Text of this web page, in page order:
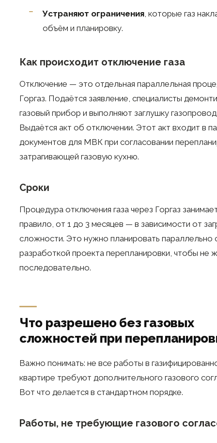
Устраняют ограничения, которые газ
объём и планировку.
Как происходит отключение газа
Отключение — это отдельная параллельная
Горгаз. Подаётся заявление, специалисты
газовый прибор и выполняют заглушку
Выдаётся акт об отключении. Этот акт входит в
документов для МВК при согласовании
затрагивающей газовую кухню.
Сроки
Процедура отключения газа через Горгаз
правило, от 1 до 3 месяцев — в зависимости от
сложности. Это нужно планировать параллельно
разработкой проекта перепланировки, чтобы не
последовательно.
Что разрешено без газовых
сложностей при
Важно понимать: не все работы в
квартире требуют дополнительного газового
Вот что делается в стандартном порядке.
Работы, не требующие газового